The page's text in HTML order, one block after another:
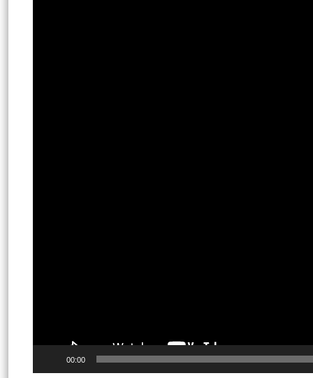
00:00